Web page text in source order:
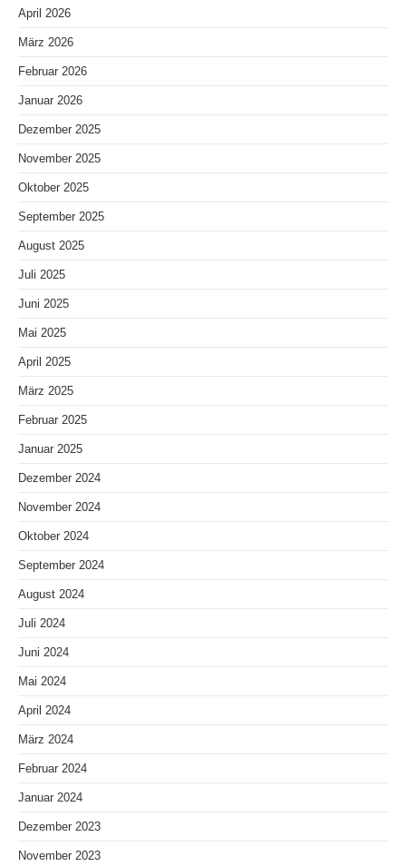
April 2026
März 2026
Februar 2026
Januar 2026
Dezember 2025
November 2025
Oktober 2025
September 2025
August 2025
Juli 2025
Juni 2025
Mai 2025
April 2025
März 2025
Februar 2025
Januar 2025
Dezember 2024
November 2024
Oktober 2024
September 2024
August 2024
Juli 2024
Juni 2024
Mai 2024
April 2024
März 2024
Februar 2024
Januar 2024
Dezember 2023
November 2023